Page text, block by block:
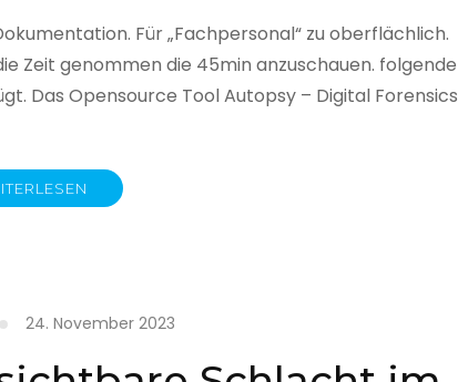
Für „Fachpersonal“ zu oberflächlich.
Zeit genommen die 45min anzuschauen. folgende
Das Opensource Tool Autopsy – Digital Forensics
24. November 2023